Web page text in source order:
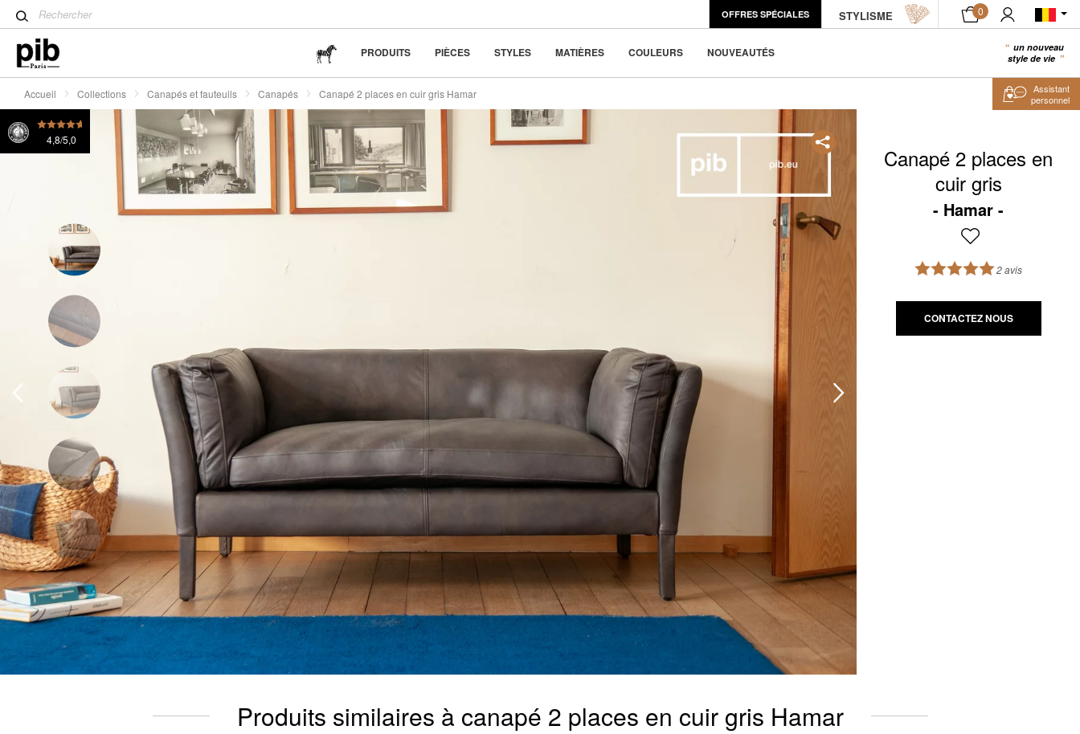
OFFRES SPÉCIALES STYLISME 0
Wabi-Sabi : L'art de trouver la beauté dans la
PRODUITS PIÈCES STYLES MATIÈRES COULEURS NOUVEAUTÉS
un nouveau
style de vie
Canapé 2 places en cuir gris Hamar
Accueil Collections Canapés et fauteuils Canapés Canapé 2 places en cuir gris Hamar
Canapé 2 places en
cuir gris
Hamar
2 avis
CONTACTEZ NOUS
Produits similaires à canapé 2 places en cuir gris Hamar
4,8/5,0
Assistant
personnel